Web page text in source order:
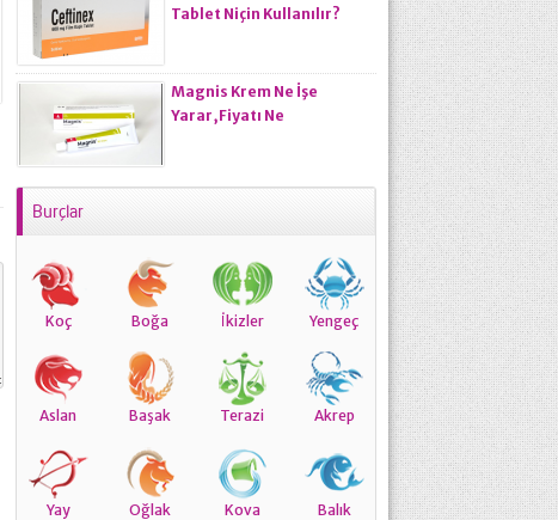
Tablet Niçin Kullanılır?
Magnis Krem Ne İşe
Yarar,Fiyatı Ne
Burçlar
Koç Boğa İkizler Yengeç
Aslan Başak Terazi Akrep
Yay Oğlak Kova Balık